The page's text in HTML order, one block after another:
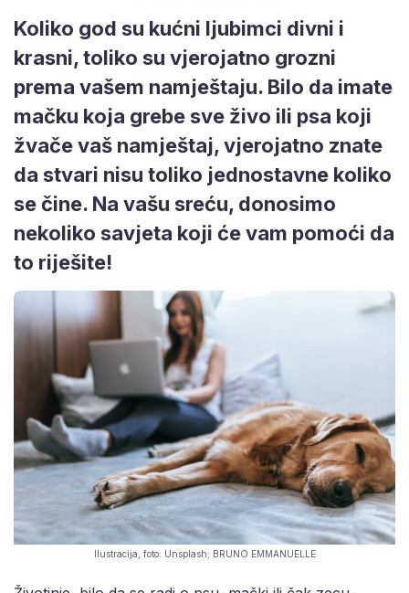
Koliko god su kućni ljubimci divni i
krasni, toliko su vjerojatno grozni
prema vašem namještaju. Bilo da imate
mačku koja grebe sve živo ili psa koji
žvače vaš namještaj, vjerojatno znate
da stvari nisu toliko jednostavne koliko
se čine. Na vašu sreću, donosimo
nekoliko savjeta koji će vam pomoći da
to riješite!
Ilustracija, foto: Unsplash; BRUNO EMMANUELLE